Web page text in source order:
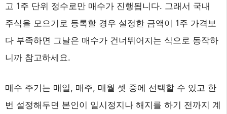
고 1주 단위 정수로만 매수가 진행됩니다. 그래서 국내
주식을 모으기로 등록할 경우 설정한 금액이 1주 가격보
다 부족하면 그날은 매수가 건너뛰어지는 식으로 동작하
니까 참고하세요.
매수 주기는 매일, 매주, 매월 셋 중에 선택할 수 있고 한
번 설정해두면 본인이 일시정지나 해지를 하기 전까지 계